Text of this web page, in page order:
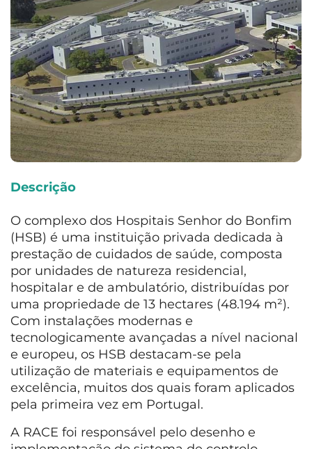
Descrição
O complexo dos Hospitais Senhor do Bonfim
(HSB) é uma instituição privada dedicada à
prestação de cuidados de saúde, composta
por unidades de natureza residencial,
hospitalar e de ambulatório, distribuídas por
uma propriedade de 13 hectares (48.194 m²).
Com instalações modernas e
tecnologicamente avançadas a nível nacional
e europeu, os HSB destacam-se pela
utilização de materiais e equipamentos de
excelência, muitos dos quais foram aplicados
pela primeira vez em Portugal.
A RACE foi responsável pelo desenho e